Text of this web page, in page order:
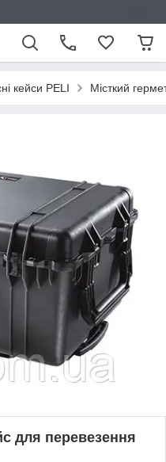
кейси PELI Місткий
для перевезення